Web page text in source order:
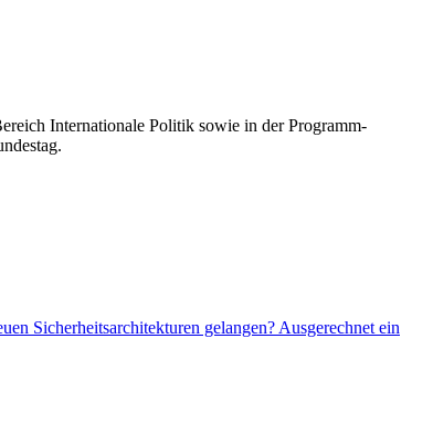
Internationale Politik sowie in der Programm­
Sicherheitsarchitekturen gelangen? Ausgerechnet ein